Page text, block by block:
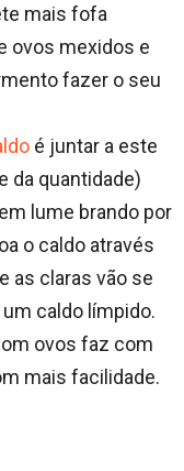
mais fofa
ovos mexidos e
fazer o seu
é juntar a este
da quantidade)
lume brando por
o caldo através
as claras vão se
caldo límpido.
ovos faz com
mais facilidade.